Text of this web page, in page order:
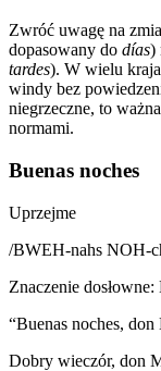
Zwróć uwagę na
dopasowany do días)
tardes). W wielu
windy bez
niegrzeczne, to
normami.
Buenas noches
Uprzejme
/BWEH-nahs NOH-
Znaczenie dosłowne:
“Buenas noches,
Dobry wieczór, don